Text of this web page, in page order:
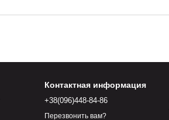
Контактная информация
+38(096)448-84-86
Перезвонить вам?